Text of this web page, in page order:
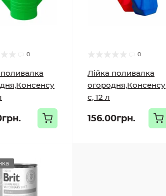
0 0
Лійка поливалка
огородня,Консенсу
с, 12 л
156.00грн.